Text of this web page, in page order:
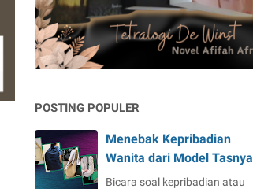
POSTING POPULER
Menebak Kepribadian
Wanita dari Model Tasnya
Bicara soal kepribadian atau